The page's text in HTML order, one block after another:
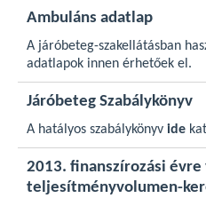
Ambuláns adatlap
A járóbeteg-szakellátásban
adatlapok innen érhetőek el.
Járóbeteg Szabálykönyv
A hatályos szabálykönyv ide
2013. finanszírozási évre
teljesítményvolumen-